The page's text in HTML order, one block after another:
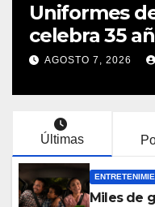
Uniformes
celebra 35
«Hechos
AGOSTO 7, 2026
Últimas
Miles de